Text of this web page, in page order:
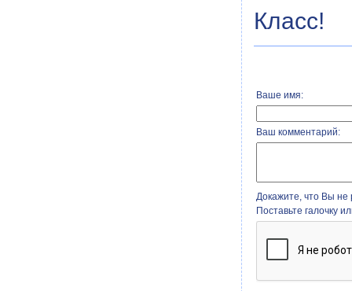
Класс!
Ваше имя:
Ваш комментарий:
Докажите, что Вы не
Поставьте галочку